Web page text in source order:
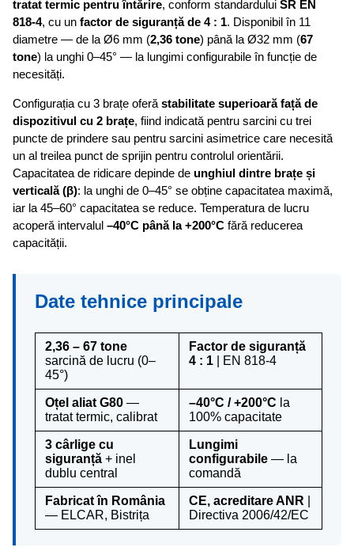
tratat termic pentru întărire, conform standardului SR EN
818-4, cu un factor de siguranță de 4 : 1. Disponibil în 11
diametre — de la Ø6 mm (2,36 tone) până la Ø32 mm (67
tone) la unghi 0–45° — la lungimi configurabile în funcție de
necesități.
Configurația cu 3 brațe oferă stabilitate superioară față de
dispozitivul cu 2 brațe, fiind indicată pentru sarcini cu trei
puncte de prindere sau pentru sarcini asimetrice care necesită
un al treilea punct de sprijin pentru controlul orientării.
Capacitatea de ridicare depinde de unghiul dintre brațe și
verticală (β): la unghi de 0–45° se obține capacitatea maximă,
iar la 45–60° capacitatea se reduce. Temperatura de lucru
acoperă intervalul –40°C până la +200°C fără reducerea
capacității.
Date tehnice principale
2,36 – 67 tone
sarcină de lucru (0–
45°)
Factor de siguranță
4 : 1 | EN 818-4
Oțel aliat G80 —
tratat termic, calibrat
–40°C / +200°C la
100% capacitate
3 cârlige cu
siguranță + inel
dublu central
Lungimi
configurabile — la
comandă
Fabricat în România
— ELCAR, Bistrița
CE, acreditare ANR
Directiva 2006/42/EC